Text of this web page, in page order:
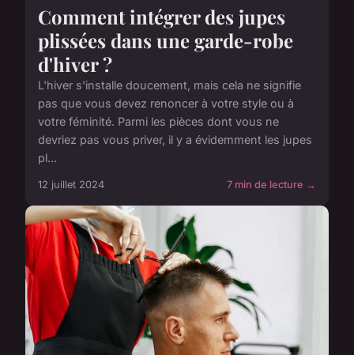
Comment intégrer des jupes
plissées dans une garde-robe
d'hiver ?
L'hiver s'installe doucement, mais cela ne signifie
pas que vous devez renoncer à votre style ou à
votre féminité. Parmi les pièces dont vous ne
devriez pas vous priver, il y a évidemment les jupes
pl...
12 juillet 2024 7 min de lecture →